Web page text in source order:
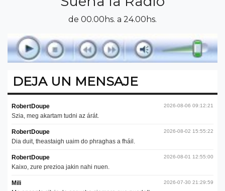
de 00.00hs. a 24.00hs.
DEJA UN MENSAJE